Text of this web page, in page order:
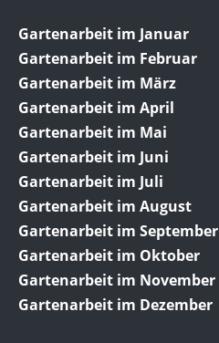
Gartenarbeit im Januar
Gartenarbeit im Februar
Gartenarbeit im März
Gartenarbeit im April
Gartenarbeit im Mai
Gartenarbeit im Juni
Gartenarbeit im Juli
Gartenarbeit im August
Gartenarbeit im September
Gartenarbeit im Oktober
Gartenarbeit im November
Gartenarbeit im Dezember